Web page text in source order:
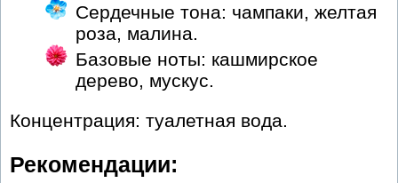
Сердечные тона: чампаки, желтая
роза, малина.
Базовые ноты: кашмирское
дерево, мускус.
Концентрация: туалетная вода.
Рекомендации: